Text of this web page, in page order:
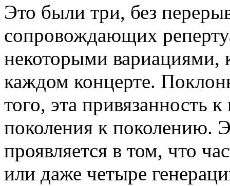
Это были три, без
сопровождающих
некоторыми вариациями,
каждом концерте.
того, эта привязанность
поколения к поколению.
проявляется в том, что
или даже четыре